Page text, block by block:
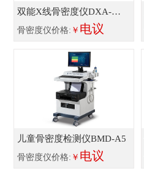
双能X线骨密度仪DXA-
800E
骨密度仪价格: ￥ 电议
儿童骨密度检测仪BMD-A5
骨密度仪价格: ￥ 电议